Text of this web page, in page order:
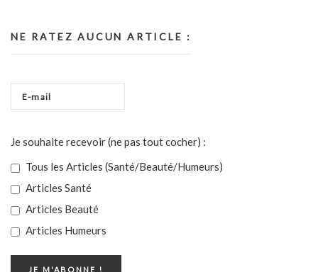
NE RATEZ AUCUN ARTICLE :
Je souhaite recevoir (ne pas tout cocher) :
Tous les Articles (Santé/Beauté/Humeurs)
Articles Santé
Articles Beauté
Articles Humeurs